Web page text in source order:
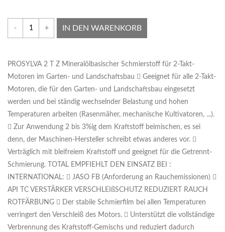
- + IN DEN WARENKORB
PROSYLVA 2 T Z Mineralölbasischer Schmierstoff für 2-Takt-
Motoren im Garten- und Landschaftsbau  Geeignet für alle 2-Takt-
Motoren, die für den Garten- und Landschaftsbau eingesetzt
werden und bei ständig wechselnder Belastung und hohen
Temperaturen arbeiten (Rasenmäher, mechanische Kultivatoren, ...).
 Zur Anwendung 2 bis 3%ig dem Kraftstoff beimischen, es sei
denn, der Maschinen-Hersteller schreibt etwas anderes vor. 
Verträglich mit bleifreiem Kraftstoff und geeignet für die Getrennt-
Schmierung. TOTAL EMPFIEHLT DEN EINSATZ BEI :
INTERNATIONAL:  JASO FB (Anforderung an Rauchemissionen) 
API TC VERSTÄRKER VERSCHLEIßSCHUTZ REDUZIERT RAUCH
ROTFÄRBUNG  Der stabile Schmierfilm bei allen Temperaturen
verringert den Verschleiß des Motors.  Unterstützt die vollständige
Verbrennung des Kraftstoff-Gemischs und reduziert dadurch